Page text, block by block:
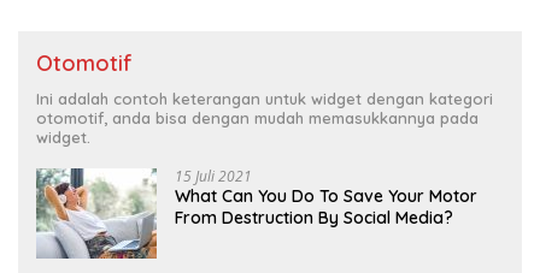
Otomotif
Ini adalah contoh keterangan untuk widget dengan kategori
otomotif, anda bisa dengan mudah memasukkannya pada
widget.
15 Juli 2021
What Can You Do To Save Your Motor
From Destruction By Social Media?